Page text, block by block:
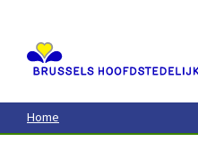
contenu
principal
Home